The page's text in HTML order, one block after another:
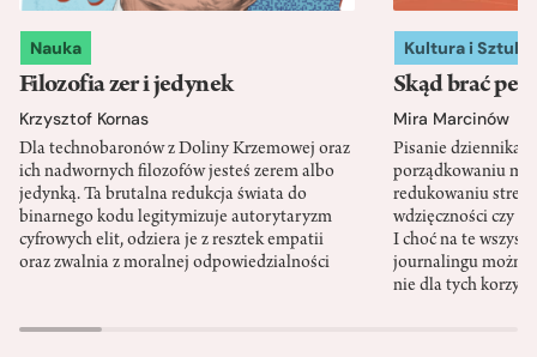
Nauka
Filozofia zer i jedynek
Krzysztof Kornas
Dla technobaronów z Doliny Krzemowej oraz
ich nadwornych filozofów jesteś zerem albo
jedynką. Ta brutalna redukcja świata do
binarnego kodu legitymizuje autorytaryzm
cyfrowych elit, odziera je z resztek empatii
oraz zwalnia z moralnej odpowiedzialności
Kultura i Sztuka
Skąd brać
Mira Marcinów
Pisanie dziennika
porządkowaniu
redukowaniu
wdzięczności czy
I choć na te
journalingu można
nie dla tych